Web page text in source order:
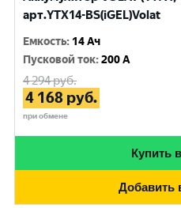
арт.YTX14-BS(iGEL)Volat
Емкость: 14 Ач
Пусковой ток:200 A
4 294руб.
4 168 руб.
при обмене
Купить
Добавить